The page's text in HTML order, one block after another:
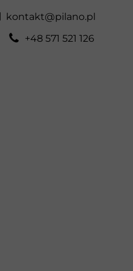
+48 571 521 126
kontakt@pilano.pl